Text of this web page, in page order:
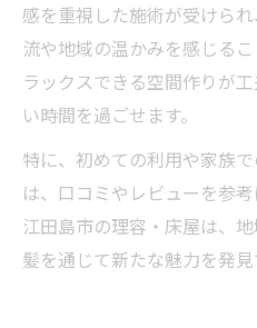
感を重視した施術が受けら
流や地域の温かみを感じる
ラックスできる空間作りが
い時間を過ごせます。
特に、初めての利用や家族
は、口コミやレビューを参
江田島市の理容・床屋は、
髪を通じて新たな魅力を発見